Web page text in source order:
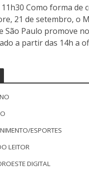
Como forma de
21 de setembro, o
São Paulo promove no
a partir das 14h a
ESPORTES
LEITOR
DIGITAL